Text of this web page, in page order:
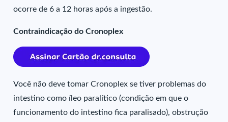
ocorre de 6 a 12 horas após a ingestão.
Contraindicação do Cronoplex
Você não deve tomar Cronoplex se tiver problemas do
intestino como íleo paralítico (condição em que o
funcionamento do intestino fica paralisado), obstrução